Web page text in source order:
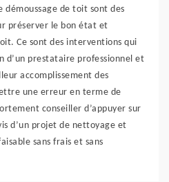
de toit sont des
préserver le bon état et
Ce sont des interventions qui
d’un prestataire professionnel et
accomplissement des
une erreur en terme de
conseiller d’appuyer sur
d’un projet de nettoyage et
sans frais et sans